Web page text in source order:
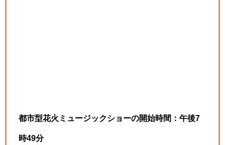
都市型花火ミュージックショーの開始時間：午後7
時49分